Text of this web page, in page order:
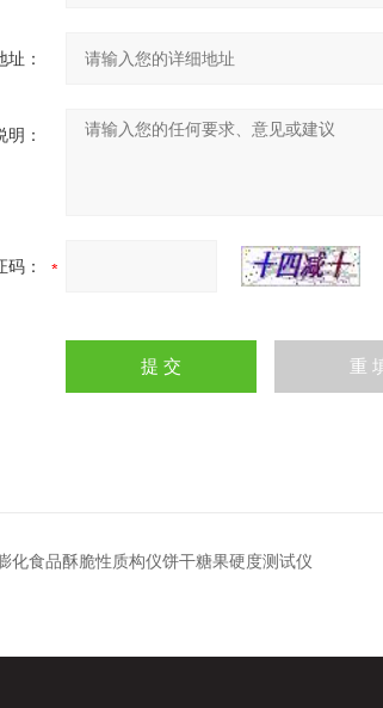
址：
明：
码：
化食品酥脆性质构仪饼干糖果硬度测试仪